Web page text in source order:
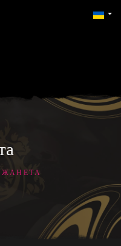
ЖАНЕТА